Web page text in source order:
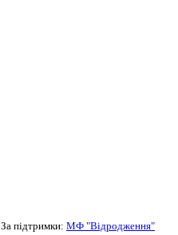
. За підтримки: МФ "Відродження"